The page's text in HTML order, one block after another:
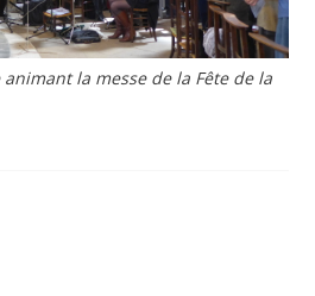
la messe de la Fête de la